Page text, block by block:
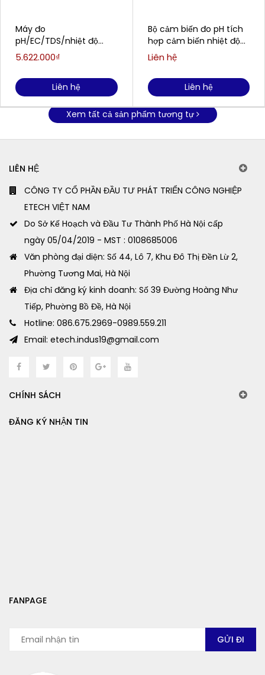
Máy đo
pH/EC/TDS/nhiệt độ
cầm tay HANNA HI9811-51
5.622.000₫
Liên hệ
Bộ cảm biến đo pH tích
hợp cảm biến nhiệt độ
WTW/Xylem Analytics
SensoLyt® 700 IQ
Liên hệ
Liên hệ
Xem tất cả sản phẩm tương tự
LIÊN HỆ
CÔNG TY CỔ PHẦN ĐẦU TƯ PHÁT TRIỂN CÔNG NGHIỆP
ETECH VIỆT NAM
Do Sở Kế Hoạch và Đầu Tư Thành Phố Hà Nội cấp
ngày 05/04/2019 - MST : 0108685006
Văn phòng đại diện: Số 44, Lô 7, Khu Đô Thị Đền Lừ 2,
Phường Tương Mai, Hà Nội
Địa chỉ đăng ký kinh doanh: Số 39 Đường Hoàng Như
Tiếp, Phường Bồ Đề, Hà Nội
Hotline: 086.675.2969-0989.559.211
Email: etech.indus19@gmail.com
CHÍNH SÁCH
ĐĂNG KÝ NHẬN TIN
FANPAGE